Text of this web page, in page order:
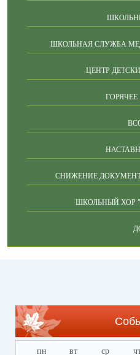
ШКОЛЬНАЯ СЛУЖБА
ЦЕНТР
СНИЖЕНИЕ
ШКОЛЬНЫЙ ХОР
пн вт ср